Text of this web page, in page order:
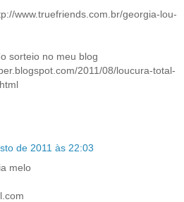
www.truefriends.com.br/georgia-lou-
sorteio no meu blog
2011/08/loucura-total-
de 2011 às 22:03
melo